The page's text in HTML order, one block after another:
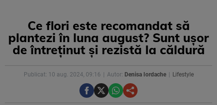
Ce flori este recomandat să
plantezi în luna august? Sunt ușor
de întreținut și rezistă la căldură
Publicat: 10 aug. 2024, 09:16 Autor: Denisa Iordache Lifestyle